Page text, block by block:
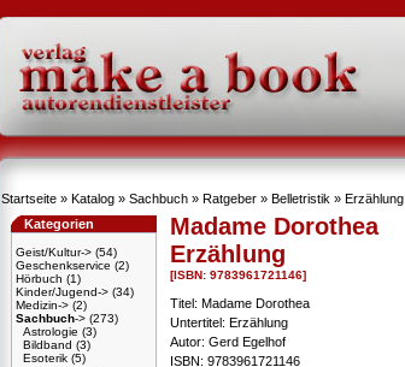
Startseite » Katalog » Sachbuch » Ratgeber » Belletristik » Erzählung
Kategorien
Geist/Kultur-> (54)
Geschenkservice (2)
Hörbuch (1)
Kinder/Jugend-> (34)
Medizin-> (2)
Sachbuch-> (273)
Astrologie (3)
Bildband (3)
Esoterik (5)
Madame Dorothea
Erzählung
[ISBN: 9783961721146]
Titel: Madame Dorothea
Untertitel: Erzählung
Autor: Gerd Egelhof
ISBN: 9783961721146